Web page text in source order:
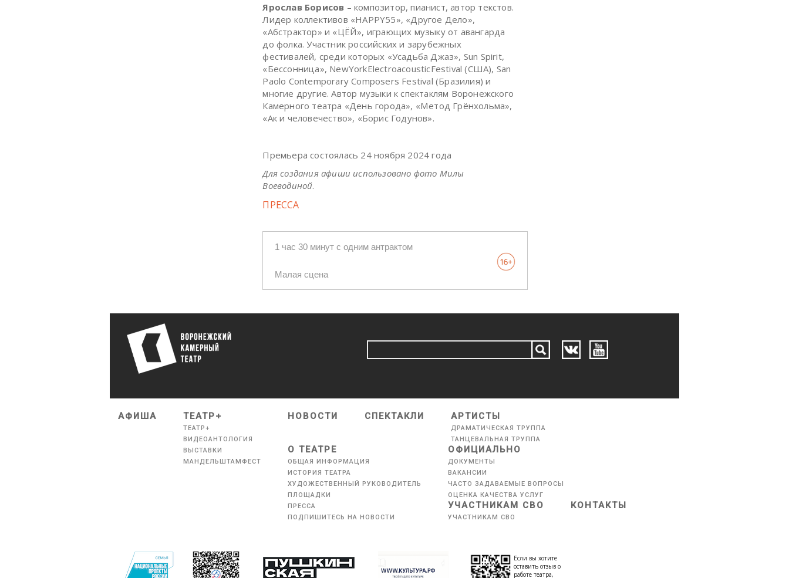
Ярослав Борисов – композитор, пианист, автор текстов.
Лидер коллективов «HAPPY55», «Другое Дело»,
«Абстрактор» и «ЦЁЙ», играющих музыку от авангарда
до фолка. Участник российских и зарубежных
фестивалей, среди которых «Усадьба Джаз», Sun Spirit,
«Бессонница», NewYorkElectroacousticFestival (США), San
Paolo Contemporary Composers Festival (Бразилия) и
многие другие. Автор музыки к спектаклям Воронежского
Камерного театра «День города», «Метод Грёнхольма»,
«Ак и человечество», «Борис Годунов».
Премьера состоялась 24 ноября 2024 года
Для создания афиши использовано фото Милы
Воеводиной.
ПРЕССА
1 час 30 минут с одним антрактом
Малая сцена
АФИША ТЕАТР+
ТЕАТР+
ВИДЕОАНТОЛОГИЯ
ВЫСТАВКИ
МАНДЕЛЬШТАМФЕСТ
НОВОСТИ СПЕКТАКЛИ АРТИСТЫ
ДРАМАТИЧЕСКАЯ ТРУППА
ТАНЦЕВАЛЬНАЯ ТРУППА
О ТЕАТРЕ
ОБЩАЯ ИНФОРМАЦИЯ
ИСТОРИЯ ТЕАТРА
ХУДОЖЕСТВЕННЫЙ РУКОВОДИТЕЛЬ
ПЛОЩАДКИ
ПРЕССА
ПОДПИШИТЕСЬ НА НОВОСТИ
ОФИЦИАЛЬНО
ДОКУМЕНТЫ
ВАКАНСИИ
ЧАСТО ЗАДАВАЕМЫЕ ВОПРОСЫ
ОЦЕНКА КАЧЕСТВА УСЛУГ
УЧАСТНИКАМ СВО
УЧАСТНИКАМ СВО
КОНТАКТЫ
Если вы хотите
оставить отзыв о
работе театра,